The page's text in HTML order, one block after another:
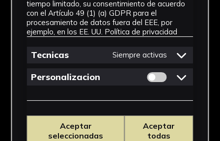
1740
Técnica
Grabado a buril
Ubicación
tiempo limitado, su consentimiento de acuerdo
con el Artículo 49 (1) (a) GDPR para el
procesamiento de datos fuera del EEE, por
ejemplo, en los EE. UU. Política de privacidad
Tecnicas Siempre activas
Personalizacion Permitir cookies
Aceptar
seleccionadas
Aceptar
todas